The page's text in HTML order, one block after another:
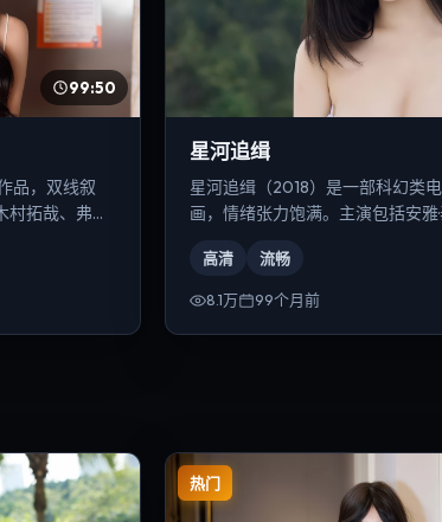
99:50
品，双线叙
拓哉、弗洛
星河追缉
星河追缉（2018）是一部科幻类
画，情绪张力饱满。主演包括安雅
高清 流畅
8.1万 99个月前
热门